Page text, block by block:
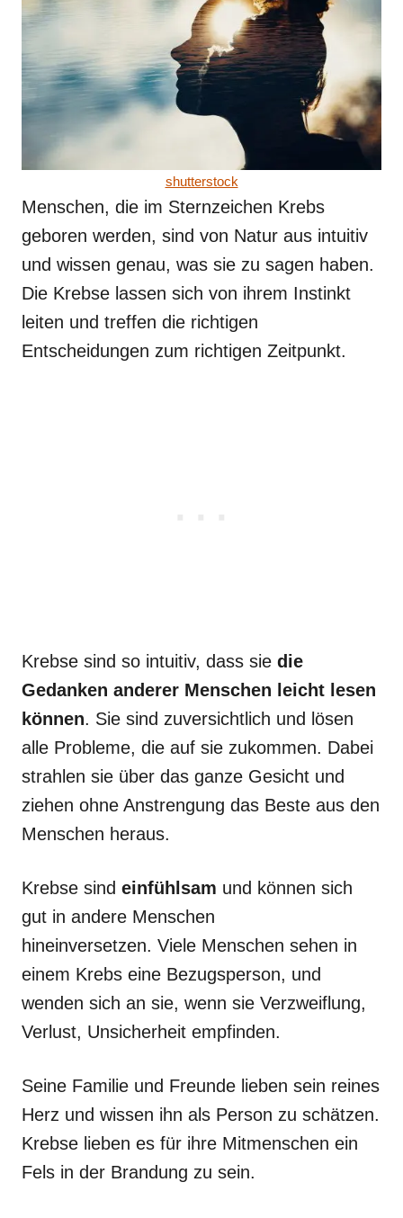
shutterstock
Menschen, die im Sternzeichen Krebs
geboren werden, sind von Natur aus intuitiv
und wissen genau, was sie zu sagen haben.
Die Krebse lassen sich von ihrem Instinkt
leiten und treffen die richtigen
Entscheidungen zum richtigen Zeitpunkt.
Krebse sind so intuitiv, dass sie die
Gedanken anderer Menschen leicht lesen
können. Sie sind zuversichtlich und lösen
alle Probleme, die auf sie zukommen. Dabei
strahlen sie über das ganze Gesicht und
ziehen ohne Anstrengung das Beste aus den
Menschen heraus.
Krebse sind einfühlsam und können sich
gut in andere Menschen
hineinversetzen. Viele Menschen sehen in
einem Krebs eine Bezugsperson, und
wenden sich an sie, wenn sie Verzweiflung,
Verlust, Unsicherheit empfinden.
Seine Familie und Freunde lieben sein reines
Herz und wissen ihn als Person zu schätzen.
Krebse lieben es für ihre Mitmenschen ein
Fels in der Brandung zu sein.